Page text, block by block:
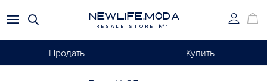
NEWLIFE.MODA
RESALE STORE №1
Продать Купить